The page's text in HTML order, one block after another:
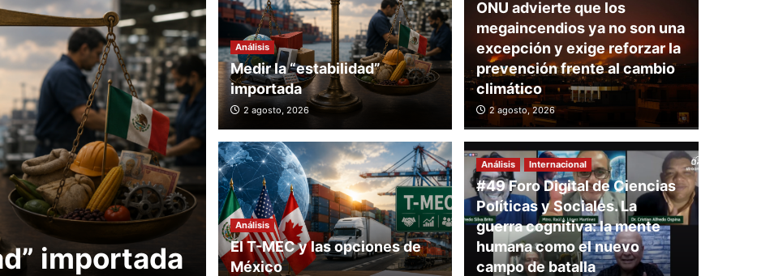
importada
Internacional
ONU advierte que los
megaincendios ya no son una
excepción y exige reforzar la
prevención frente al cambio
climático
Análisis
Medir la “estabilidad”
importada
2 agosto, 2026
ONU advierte que los
megaincendios ya no son una
excepción y exige reforzar la
prevención frente al cambio
climático
2 agosto, 2026
Análisis
El T-MEC y las opciones de
México
Análisis Internacional
#49 Foro Digital de Ciencias
Políticas y Sociales. La
guerra cognitiva: la mente
humana como el nuevo
campo de batalla